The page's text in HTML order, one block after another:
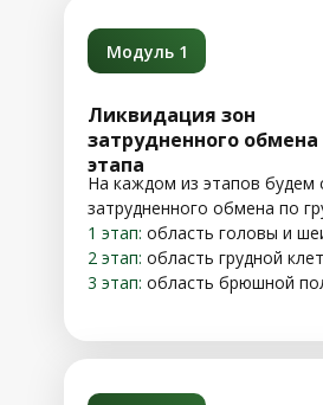
Ликвидация зон
затрудненного обмена
этапа
Модуль 1
На каждом из этапов будем
затрудненного обмена по
1 этап: область головы и
2 этап: область грудной
3 этап: область брюшной